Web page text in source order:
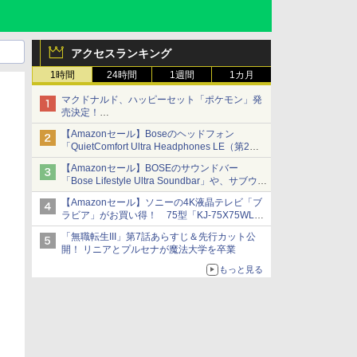
アクセスランキング
1時間 24時間 1週間 1カ月
マクドナルド、ハッピーセット「ポケモン」発
売決定！
ポケモン30周年記念で30匹が大集合
【Amazonセール】Boseのヘッドフォン
「QuietComfort Ultra Headphones LE（第2世
代）」などお買い得価格で登場
イマーシブオーディオで臨場感ある音楽体験が
楽しめる
【Amazonセール】BOSEのサウンドバー
「Bose Lifestyle Ultra Soundbar」や、サブウー
ファー「Bose Lifestyle Ultra Subwoofer」など
お買い得！
【Amazonセール】ソニーの4K液晶テレビ「ブ
ラビア」がお買い得！ 75型「KJ-75X75WL」
などラインナップ
「無職転生III」第7話あらすじ＆先行カット公
開！ リニアとプルセナが魔法大学を卒業
もっと見る